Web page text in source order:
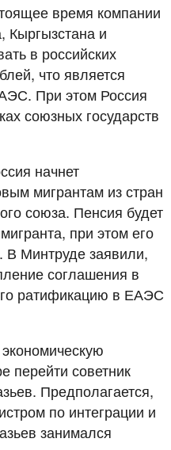
время компании
Кыргызстана и
в российских
что является
При этом Россия
союзных государств
начнет
мигрантам из стран
союза. Пенсия будет
при этом его
В Минтруде заявили,
соглашения в
ратификацию в ЕАЭС
перейти советник
Предполагается,
по интеграции и
занимался